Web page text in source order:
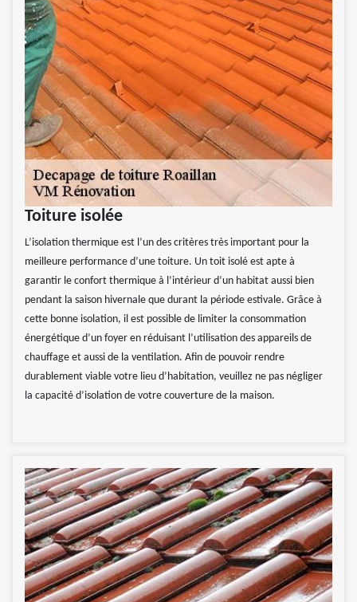
Toiture isolée
L’isolation thermique est l’un des critères très important pour la
meilleure performance d’une toiture. Un toit isolé est apte à
garantir le confort thermique à l’intérieur d’un habitat aussi bien
pendant la saison hivernale que durant la période estivale. Grâce à
cette bonne isolation, il est possible de limiter la consommation
énergétique d’un foyer en réduisant l’utilisation des appareils de
chauffage et aussi de la ventilation. Afin de pouvoir rendre
durablement viable votre lieu d’habitation, veuillez ne pas négliger
la capacité d’isolation de votre couverture de la maison.